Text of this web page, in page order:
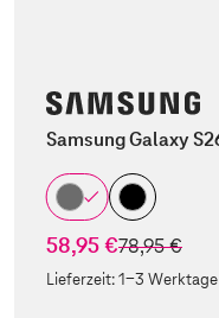
Samsung Galaxy
58,95 €statt
78,95 €
Lieferzeit:1-3 Werktage